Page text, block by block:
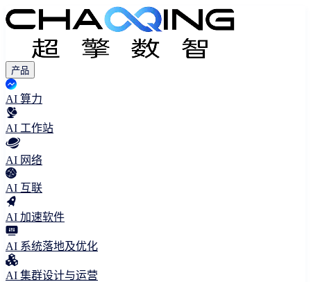
产品
AI 算力
AI 工作站
AI 网络
AI 互联
AI 加速软件
AI 系统落地及优化
AI 集群设计与运营